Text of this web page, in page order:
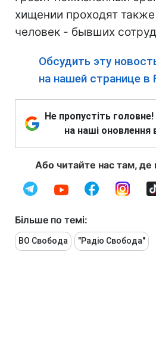
хищении проходят
человек - бывших
Обсудить эту
на нашей странице в
Не пропустіть
на наші оновлення
Або читайте нас там, де
Більше по темі:
ВО Свобода "Радіо Свобода"